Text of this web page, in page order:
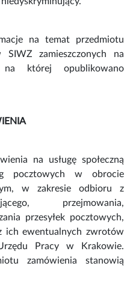
na temat przedmiotu
zamieszczonych na
której opublikowano
na usługę społeczną
pocztowych w obrocie
w zakresie odbioru z
przejmowania,
przesyłek pocztowych,
ich ewentualnych zwrotów
Pracy w Krakowie.
zamówienia stanowią